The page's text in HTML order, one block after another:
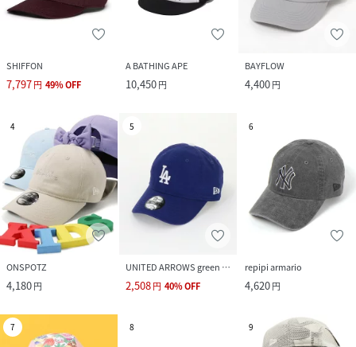
SHIFFON
7,797円 49%OFF
A BATHING APE
10,450円
BAYFLOW
4,400円
4
ONSPOTZ
4,180円
5
UNITED ARROWS green label relaxing
2,508円 40%OFF
6
repipi armario
4,620円
7 8 9